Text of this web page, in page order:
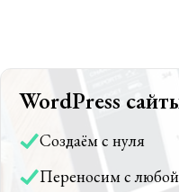
WordPress
Создаём с нуля
Переносим с